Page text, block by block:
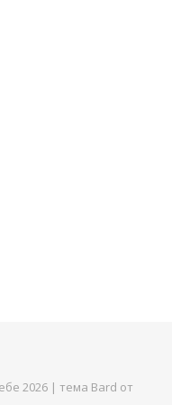
2026 | тема Bard от